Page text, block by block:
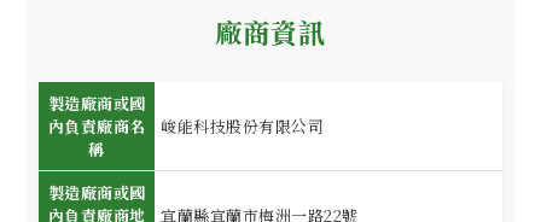
廠商資訊
製造廠商或國
內負責廠商名
稱
峻能科技股份有限公司
製造廠商或國
內負責廠商地
宜蘭縣宜蘭市梅洲一路22號